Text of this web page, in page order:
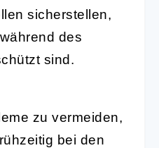
sicherstellen,
des
sind.
zu vermeiden,
bei den